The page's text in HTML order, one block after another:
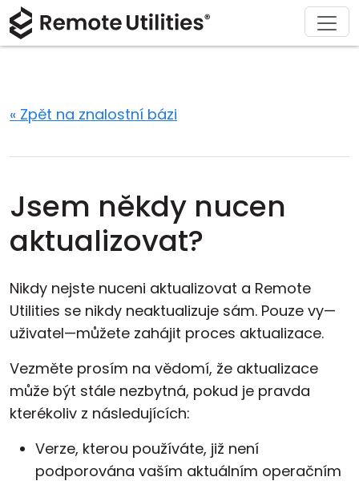
« Zpět na znalostní bázi
Jsem někdy nucen
aktualizovat?
Nikdy nejste nuceni aktualizovat a Remote
Utilities se nikdy neaktualizuje sám. Pouze vy—
uživatel—můžete zahájit proces aktualizace.
Vezměte prosím na vědomí, že aktualizace
může být stále nezbytná, pokud je pravda
kterékoliv z následujících:
Verze, kterou používáte, již není
podporována vaším aktuálním operačním
Produkt
Režimy připojení
Podpora Active Directory
Konfigurace MSI
Cloud a on-premise
Řešení
Informační technologie
Stáhnout
Koupit
Podpora
O nás